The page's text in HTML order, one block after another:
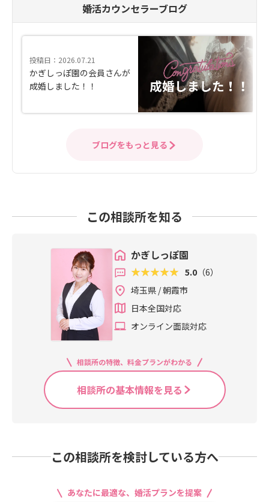
婚活カウンセラーブログ
投稿日：2026.07.21
かぎしっぽ園の会員さんが
成婚しました！！
ブログをもっと見る
この相談所を知る
かぎしっぽ園
5.0 （6）
埼玉県 / 朝霞市
日本全国対応
オンライン面談対応
相談所の特徴、料金プランがわかる
相談所の基本情報を見る
この相談所を検討している方へ
あなたに最適な、婚活プランを提案